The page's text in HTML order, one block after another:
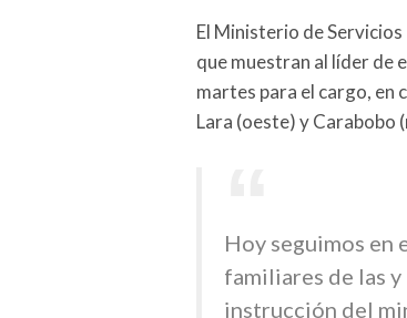
El Ministerio de
que muestran al líder de
martes para el cargo, en
Lara (oeste) y Carabobo
Hoy seguimos en
familiares de las
instrucción del